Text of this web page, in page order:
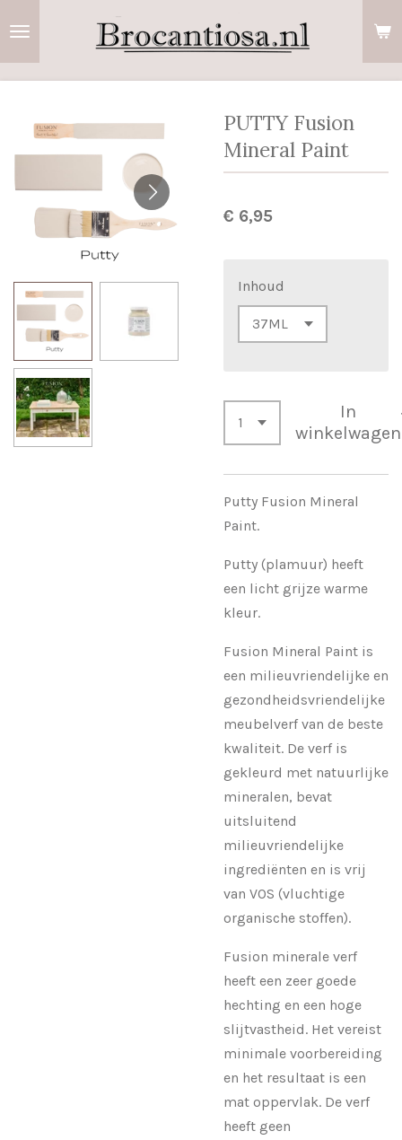
PUTTY Fusion
Mineral Paint
€ 6,95
Inhoud
In
winkelwagen
Putty Fusion Mineral
Paint.
Putty (plamuur) heeft
een licht grijze warme
kleur.
Fusion Mineral Paint is
een milieuvriendelijke en
gezondheidsvriendelijke
meubelverf van de beste
kwaliteit. De verf is
gekleurd met natuurlijke
mineralen, bevat
uitsluitend
milieuvriendelijke
ingrediënten en is vrij
van VOS (vluchtige
organische stoffen).
Fusion minerale verf
heeft een zeer goede
hechting en een hoge
slijtvastheid. Het vereist
minimale voorbereiding
en het resultaat is een
mat oppervlak. De verf
heeft geen